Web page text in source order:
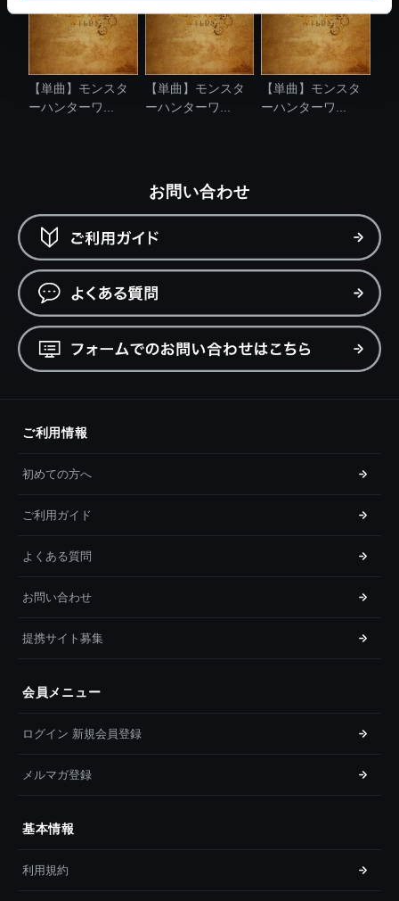
【単曲】モンスタ
ーハンターワ...
【単曲】モンスタ
ーハンターワ...
【単曲】モンスタ
ーハンターワ...
お問い合わせ
ご利用情報
初めての方へ
ご利用ガイド
よくある質問
お問い合わせ
提携サイト募集
会員メニュー
ログイン 新規会員登録
メルマガ登録
基本情報
利用規約